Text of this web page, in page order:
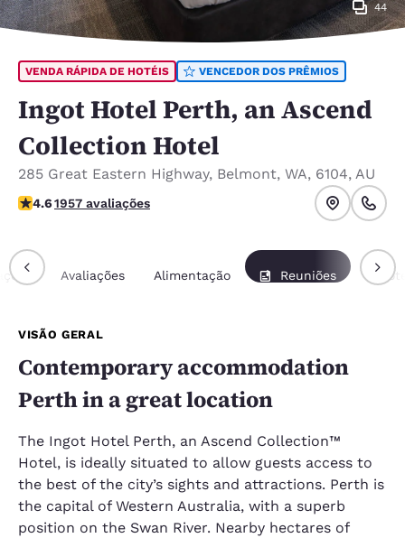
44
VENDA RÁPIDA DE HOTÉIS VENCEDOR DOS PRÊMIOS
Ingot Hotel Perth, an Ascend
Collection Hotel
285 Great Eastern Highway, Belmont, WA, 6104, AU
classificação 4.64 estrelas. Excepcional.
4.61957 avaliações
Avaliações Alimentação Reuniões
VISÃO GERAL
Contemporary accommodation
Perth in a great location
The Ingot Hotel Perth, an Ascend Collection™
Hotel, is ideally situated to allow guests access to
the best of the city’s sights and attractions. Perth is
the capital of Western Australia, with a superb
position on the Swan River. Nearby hectares of